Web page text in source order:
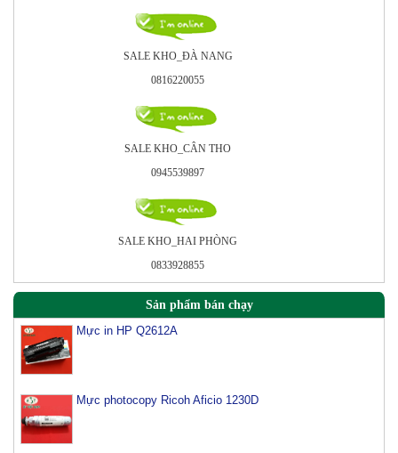
SALE KHO_ÐÀ NANG
0816220055
SALE KHO_CÂN THO
0945539897
SALE KHO_HAI PHÒNG
0833928855
Sản phẩm bán chạy
Mực in HP Q2612A
Mực photocopy Ricoh Aficio 1230D